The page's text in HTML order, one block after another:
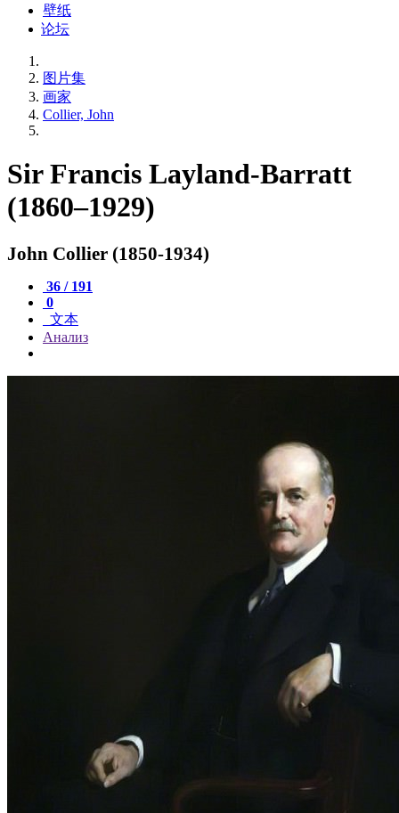
壁纸
论坛
图片集
画家
Collier, John
Sir Francis Layland-Barratt
(1860–1929)
John Collier (1850-1934)
36 / 191
0
文本
Анализ